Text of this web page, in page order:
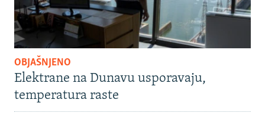
OBJAŠNJENO
Elektrane na Dunavu usporavaju,
temperatura raste